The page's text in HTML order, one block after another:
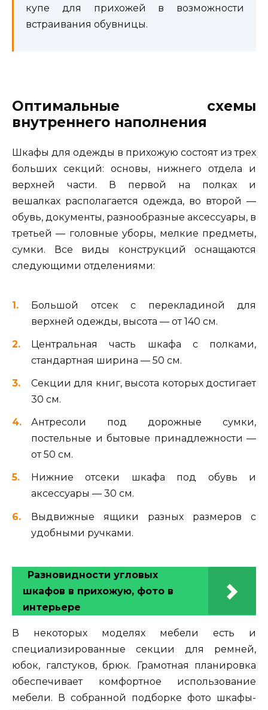
купе для прихожей в возможности
встраивания обувницы.
Оптимальные схемы
внутреннего наполнения
Шкафы для одежды в прихожую состоят из трех
больших секций: основы, нижнего отдела и
верхней части. В первой на полках и
вешалках располагается одежда, во второй —
обувь, документы, разнообразные аксессуары, в
третьей — головные уборы, мелкие предметы,
сумки. Все виды конструкций оснащаются
следующими отделениями:
Большой отсек с перекладиной для
верхней одежды, высота — от 140 см.
Центральная часть шкафа с полками,
стандартная ширина — 50 см.
Секции для книг, высота которых достигает
30 см.
Антресоли под дорожные сумки,
постельные и бытовые принадлежности —
от 50 см.
Нижние отсеки шкафа под обувь и
аксессуары — 30 см.
Выдвижные ящики разных размеров с
удобными ручками.
Разновидности угловых
шкафов в прихожую, фото в
интерьере
В некоторых моделях мебели есть и
специализированные секции для ремней,
юбок, галстуков, брюк. Грамотная планировка
обеспечивает комфортное использование
мебели. В собранной подборке фото шкафы-